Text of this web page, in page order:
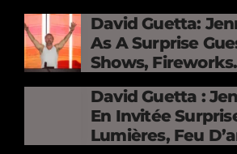
David Guetta:
As A Surprise
Shows,
France
David Guetta :
En Invitée
Lumières, Feu